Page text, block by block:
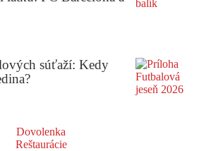
súťaží: Kedy
Dovolenka
Reštaurácie